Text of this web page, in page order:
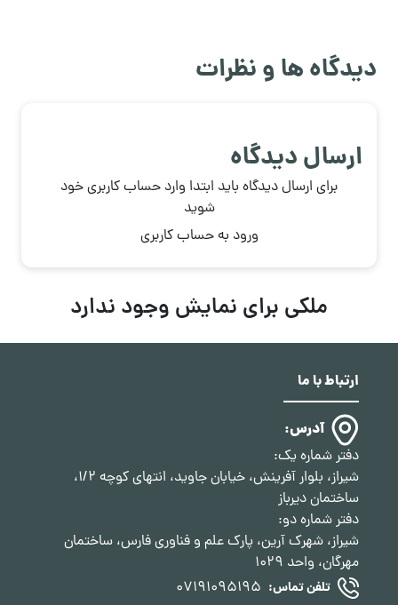
دیدگاه ها و نظرات
ارسال دیدگاه
برای ارسال دیدگاه باید ابتدا وارد حساب کاربری خود
شوید
ورود به حساب کاربری
ملکی برای نمایش وجود ندارد
ارتباط با ما
آدرس:
دفتر شماره یک:
شیراز، بلوار آفرینش، خیابان جاوید، انتهای کوچه 1/2،
ساختمان دیرباز
دفتر شماره دو:
شیراز، شهرک آرین، پارک علم و فناوری فارس، ساختمان
مهرگان، واحد 1029
تلفن تماس: 07191095195